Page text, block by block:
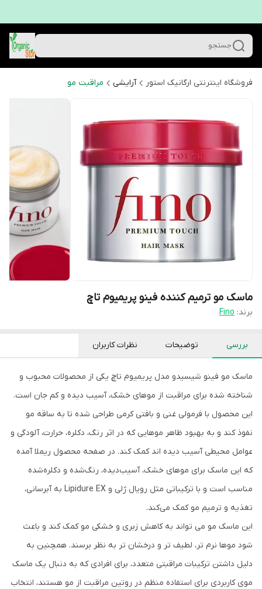
جستجو
فروشگاه اینترنتی ارگانیک استور آرایشی مراقبت مو
ماسک مو ترمیم کننده فینو پریمیوم تاچ
برند: Fino
بررسی توضیحات نظرات کاربران
ماسک مو فینو شیسیدو مدل پریمیوم تاچ یکی از محصولات محبوب و
شناخته شده برای مراقبت از موهای خشک، آسیب دیده و کم جان است.
این محصول با فرمولی غنی و بافتی کرمی طراحی شده تا به ساقه مو
نفوذ کند و به بهبود ظاهر موهایی که در اثر رنگ، دکلره، حرارت، آلودگی و
عوامل محیطی آسیب دیده اند کمک کند. در صفحه محصول ریملا آمده
که این ماسک برای موهای خشک، آسیب‌دیده، رنگ‌شده و دکلره‌شده
مناسب است و با ترکیباتی مثل رویال ژلی و Lipidure EX به آبرسانی،
تغذیه و ترمیم مو کمک می‌کند.
این ماسک مو می تواند به کاهش زبری و خشکی مو کمک کند و باعث
شود موها نرم تر، لطیف تر و درخشان تر به نظر برسند. همچنین به
دلیل داشتن ترکیبات مراقبتی متعدد، برای افرادی که به دنبال یک ماسک
موی کاربردی برای استفاده منظم در روتین مراقبت از مو هستند، انتخاب